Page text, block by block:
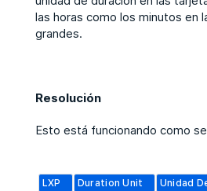
las horas como los minutos en
grandes.
Resolución
Esto está funcionando como
LXP Duration Unit
Unidad